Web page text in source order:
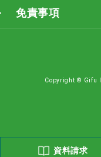
免責事項
Copyright © Gifu
資料請求